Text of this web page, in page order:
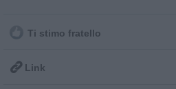
Ti stimo fratello
 Link